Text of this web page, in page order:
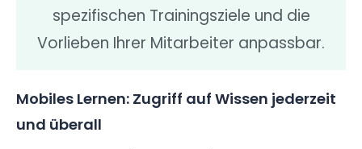
spezifischen Trainingsziele und die
Vorlieben Ihrer Mitarbeiter anpassbar.
Mobiles Lernen: Zugriff auf Wissen jederzeit
und überall